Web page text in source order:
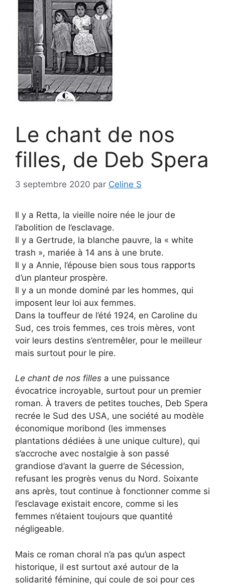
Le chant de nos
filles, de Deb Spera
3 septembre 2020 par Celine S
Il y a Retta, la vieille noire née le jour de
l’abolition de l’esclavage.
Il y a Gertrude, la blanche pauvre, la « white
trash », mariée à 14 ans à une brute.
Il y a Annie, l’épouse bien sous tous rapports
d’un planteur prospère.
Il y a un monde dominé par les hommes, qui
imposent leur loi aux femmes.
Dans la touffeur de l’été 1924, en Caroline du
Sud, ces trois femmes, ces trois mères, vont
voir leurs destins s’entremêler, pour le meilleur
mais surtout pour le pire.
Le chant de nos filles a une puissance
évocatrice incroyable, surtout pour un premier
roman. À travers de petites touches, Deb Spera
recrée le Sud des USA, une société au modèle
économique moribond (les immenses
plantations dédiées à une unique culture), qui
s’accroche avec nostalgie à son passé
grandiose d’avant la guerre de Sécession,
refusant les progrès venus du Nord. Soixante
ans après, tout continue à fonctionner comme si
l’esclavage existait encore, comme si les
femmes n’étaient toujours que quantité
négligeable.
Mais ce roman choral n’a pas qu’un aspect
historique, il est surtout axé autour de la
solidarité féminine, qui coule de soi pour ces